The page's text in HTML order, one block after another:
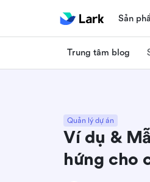
Sản
Trung tâm blog
Quản lý dự án
Ví dụ &
hứng cho